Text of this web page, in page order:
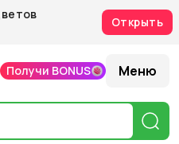
Открыть
Получи BONUS Меню